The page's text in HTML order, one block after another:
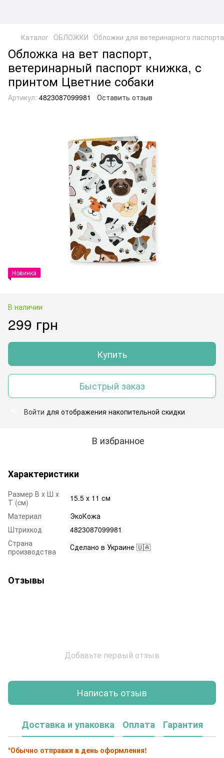
Каталог ОБЛОЖКИ Обложки для ветеринарного паспорта
Обложка на вет паспорт,
ветеринарный паспорт книжка, с
принтом Цветние собаки
Артикул: 4823087099981 Оставить отзыв
Новинка
В наличии
299 грн
Купить
Быстрый заказ
Войти для отображения накопительной скидки
В избранное
Характеристики
Размер В х Ш х
Т (cм)
15.5 х 11 см
Материал
ЭкоКожа
Штрихкод
4823087099981
Страна
производства
Сделано в Украине 🇺🇦
Отзывы
Добавьте первый отзыв
Написать отзыв
Доставка и упаковка Оплата Гарантия
*Обычно отправки в день оформления!